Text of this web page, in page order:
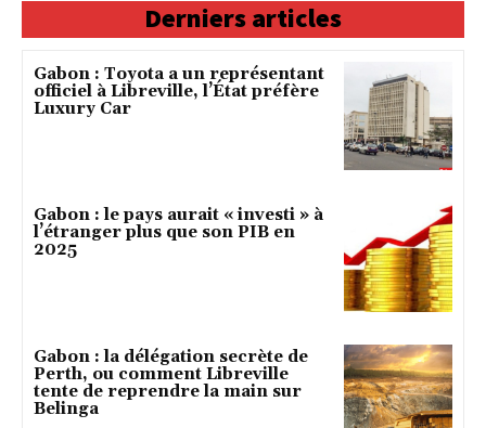
Derniers articles
Gabon : Toyota a un représentant
officiel à Libreville, l’État préfère
Luxury Car
Gabon : le pays aurait « investi » à
l’étranger plus que son PIB en
2025
Gabon : la délégation secrète de
Perth, ou comment Libreville
tente de reprendre la main sur
Belinga